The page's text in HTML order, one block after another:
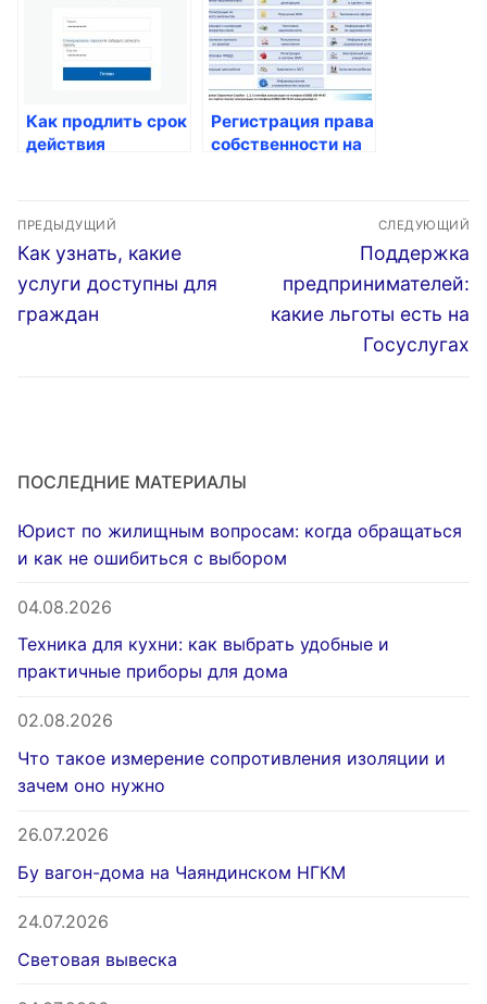
Как продлить срок
действия
Регистрация права
собственности на
Навигация
по
записям
ПРЕДЫДУЩИЙ
Предыдущая
запись:
Как узнать, какие
услуги доступны для
граждан
СЛЕДУЮЩИЙ
Следующая
запись:
Поддержка
предпринимателей:
какие льготы есть на
Госуслугах
ПОСЛЕДНИЕ МАТЕРИАЛЫ
Юрист по жилищным вопросам: когда обращаться
и как не ошибиться с выбором
04.08.2026
Техника для кухни: как выбрать удобные и
практичные приборы для дома
02.08.2026
Что такое измерение сопротивления изоляции и
зачем оно нужно
26.07.2026
Бу вагон-дома на Чаяндинском НГКМ
24.07.2026
Световая вывеска